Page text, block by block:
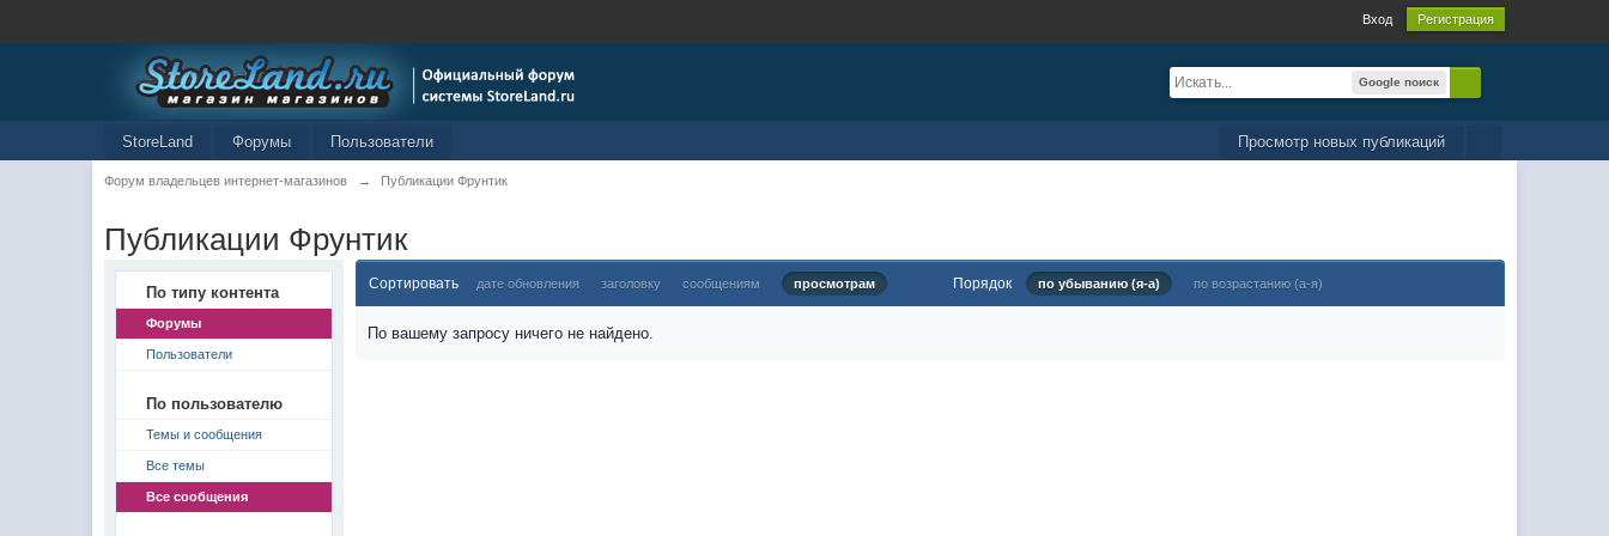
Вход Регистрация
Google поиск
Просмотр новых публикаций
StoreLand Форумы Пользователи
Форум владельцев интернет-магазинов → Публикации Фрунтик
Публикации Фрунтик
По типу контента
Форумы
Пользователи
По пользователю
Темы и сообщения
Все темы
Все сообщения
Сортировать дате обновления заголовку сообщениям просмотрам Порядок по убыванию (я-а) по возрастанию (а-я)
По вашему запросу ничего не найдено.